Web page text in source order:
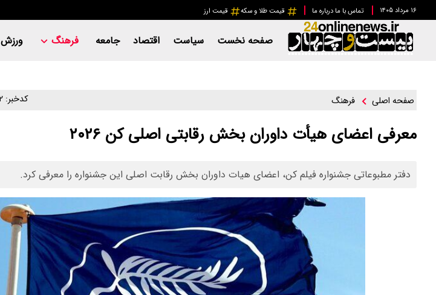
۱۶ مرداد ۱۴۰۵ تماس با ما درباره ما قیمت طلا و سکه قیمت ارز
صفحه نخست سیاست اقتصاد جامعه فرهنگ ورزش
صفحه اصلی فرهنگ کدخبر: ۵۴۵۶۲
معرفی اعضای هیأت داوران بخش رقابتی اصلی کن ۲۰۲۶
دفتر مطبوعاتی جشنواره فیلم کن، اعضای هیات داوران بخش رقابت اصلی این جشنواره را معرفی کرد.